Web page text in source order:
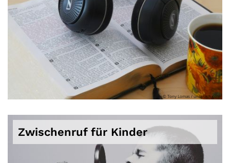
© Tony Lomas / unsplash.com
Zwischenruf für Kinder